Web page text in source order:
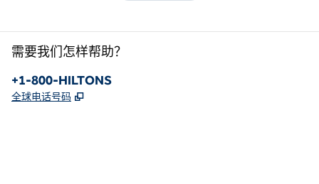
需要我们怎样帮助？
电话：
+1-800-HILTONS
全球电话号码 ,